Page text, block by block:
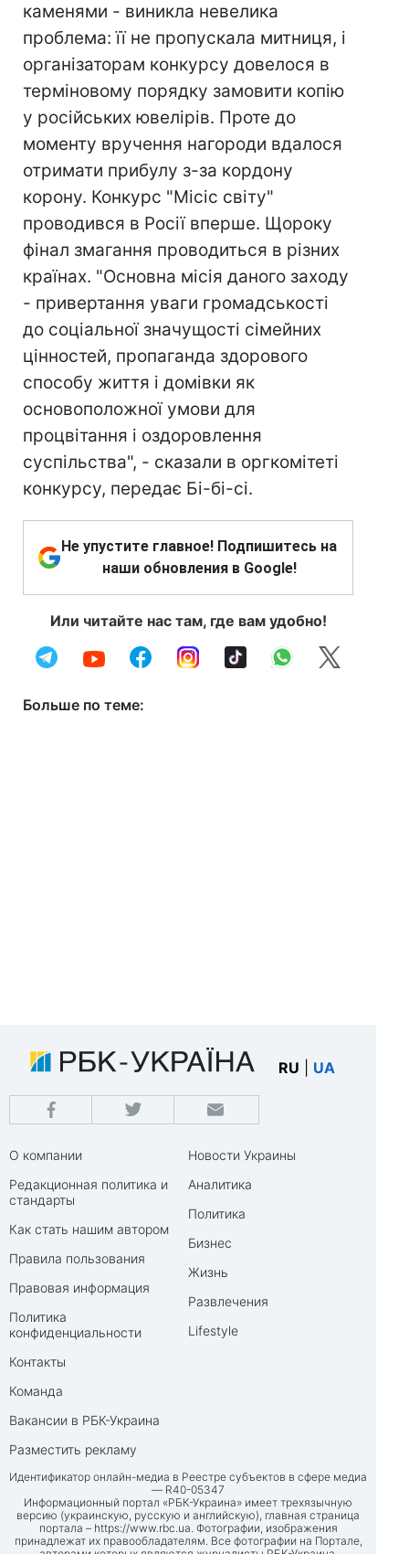
каменями - виникла невелика
проблема: її не пропускала митниця, і
організаторам конкурсу довелося в
терміновому порядку замовити копію
у російських ювелірів. Проте до
моменту вручення нагороди вдалося
отримати прибулу з-за кордону
корону. Конкурс "Місіс світу"
проводився в Росії вперше. Щороку
фінал змагання проводиться в різних
країнах. "Основна місія даного заходу
- привертання уваги громадськості
до соціальної значущості сімейних
цінностей, пропаганда здорового
способу життя і домівки як
основоположної умови для
процвітання і оздоровлення
суспільства", - сказали в оргкомітеті
конкурсу, передає Бі-бі-сі.
Не упустите главное! Подпишитесь на
наши обновления в Google!
Или читайте нас там, где вам удобно!
Больше по теме:
RU UA
О компании
Редакционная политика и
стандарты
Как стать нашим автором
Правила пользования
Правовая информация
Политика
конфиденциальности
Контакты
Команда
Вакансии в РБК-Украина
Разместить рекламу
Новости Украины
Аналитика
Политика
Бизнес
Жизнь
Развлечения
Lifestyle
Идентификатор онлайн-медиа в Реестре субъектов в сфере медиа
— R40-05347
Информационный портал «РБК-Украина» имеет трехязычную
версию (украинскую, русскую и английскую), главная страница
портала – https://www.rbc.ua. Фотографии, изображения
принадлежат их правообладателям. Все фотографии на Портале,